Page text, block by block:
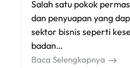
Salah satu pokok
dan penyuapan yang
sektor bisnis seperti
badan…
Baca Selengkapnya